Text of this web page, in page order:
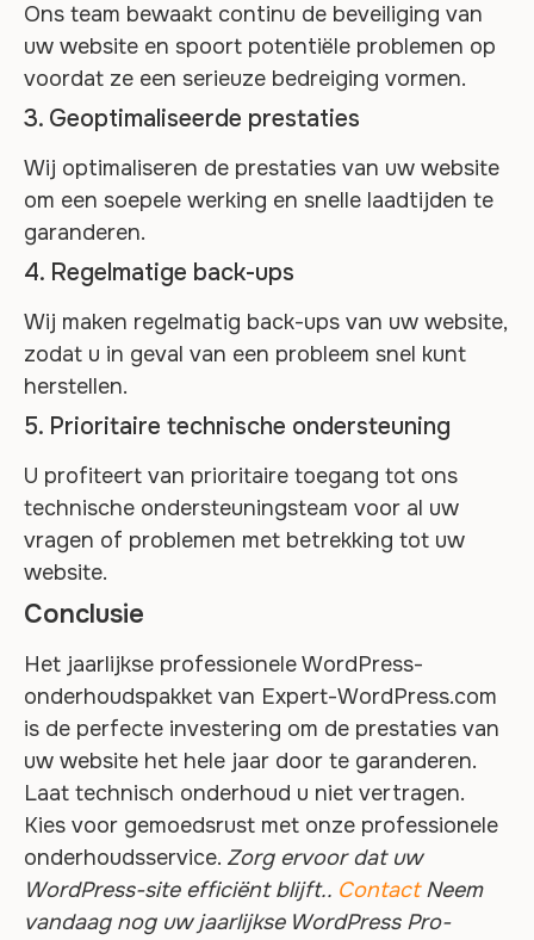
Ons team bewaakt continu de beveiliging van
uw website en spoort potentiële problemen op
voordat ze een serieuze bedreiging vormen.
3. Geoptimaliseerde prestaties
Wij optimaliseren de prestaties van uw website
om een ​​soepele werking en snelle laadtijden te
garanderen.
4. Regelmatige back-ups
Wij maken regelmatig back-ups van uw website,
zodat u in geval van een probleem snel kunt
herstellen.
5. Prioritaire technische ondersteuning
U profiteert van prioritaire toegang tot ons
technische ondersteuningsteam voor al uw
vragen of problemen met betrekking tot uw
website.
Conclusie
Het jaarlijkse professionele WordPress-
onderhoudspakket van Expert-WordPress.com
is de perfecte investering om de prestaties van
uw website het hele jaar door te garanderen.
Laat technisch onderhoud u niet vertragen.
Kies voor gemoedsrust met onze professionele
onderhoudsservice. Zorg ervoor dat uw
WordPress-site efficiënt blijft.. ContactNeem
vandaag nog uw jaarlijkse WordPress Pro-